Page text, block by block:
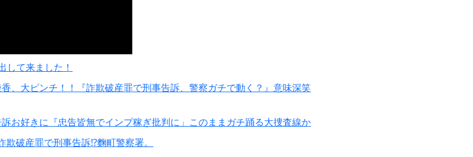
して来ました！
香、大ピンチ！！『詐欺破産罪で刑事告訴、警察ガチで動く？』意味深笑
訴お好きに『忠告皆無でインプ稼ぎ批判に」このままガチ踊る大捜査線か
破産罪で刑事告訴⁉麴町警察署。